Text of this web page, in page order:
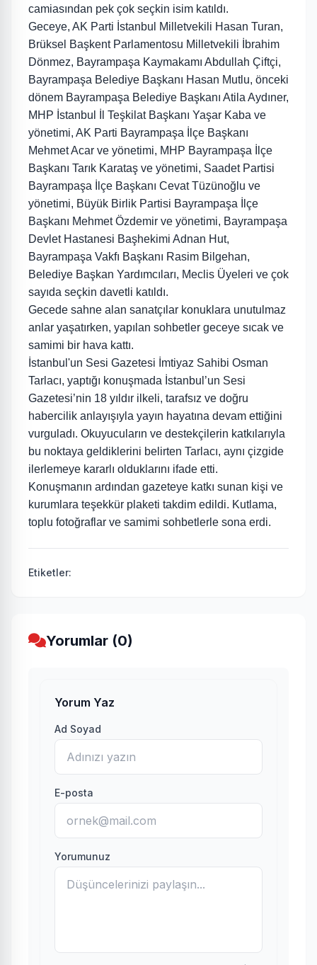
camiasından pek çok seçkin isim katıldı.
Geceye, AK Parti İstanbul Milletvekili Hasan Turan,
Brüksel Başkent Parlamentosu Milletvekili İbrahim
Dönmez, Bayrampaşa Kaymakamı Abdullah Çiftçi,
Bayrampaşa Belediye Başkanı Hasan Mutlu, önceki
dönem Bayrampaşa Belediye Başkanı Atila Aydıner,
MHP İstanbul İl Teşkilat Başkanı Yaşar Kaba ve
yönetimi, AK Parti Bayrampaşa İlçe Başkanı
Mehmet Acar ve yönetimi, MHP Bayrampaşa İlçe
Başkanı Tarık Karataş ve yönetimi, Saadet Partisi
Bayrampaşa İlçe Başkanı Cevat Tüzünoğlu ve
yönetimi, Büyük Birlik Partisi Bayrampaşa İlçe
Başkanı Mehmet Özdemir ve yönetimi, Bayrampaşa
Devlet Hastanesi Başhekimi Adnan Hut,
Bayrampaşa Vakfı Başkanı Rasim Bilgehan,
Belediye Başkan Yardımcıları, Meclis Üyeleri ve çok
sayıda seçkin davetli katıldı.
Gecede sahne alan sanatçılar konuklara unutulmaz
anlar yaşatırken, yapılan sohbetler geceye sıcak ve
samimi bir hava kattı.
İstanbul'un Sesi Gazetesi İmtiyaz Sahibi Osman
Tarlacı, yaptığı konuşmada İstanbul’un Sesi
Gazetesi’nin 18 yıldır ilkeli, tarafsız ve doğru
habercilik anlayışıyla yayın hayatına devam ettiğini
vurguladı. Okuyucuların ve destekçilerin katkılarıyla
bu noktaya geldiklerini belirten Tarlacı, aynı çizgide
ilerlemeye kararlı olduklarını ifade etti.
Konuşmanın ardından gazeteye katkı sunan kişi ve
kurumlara teşekkür plaketi takdim edildi. Kutlama,
toplu fotoğraflar ve samimi sohbetlerle sona erdi.
Etiketler:
Yorumlar (0)
Yorum Yaz
Ad Soyad
E-posta
Yorumunuz